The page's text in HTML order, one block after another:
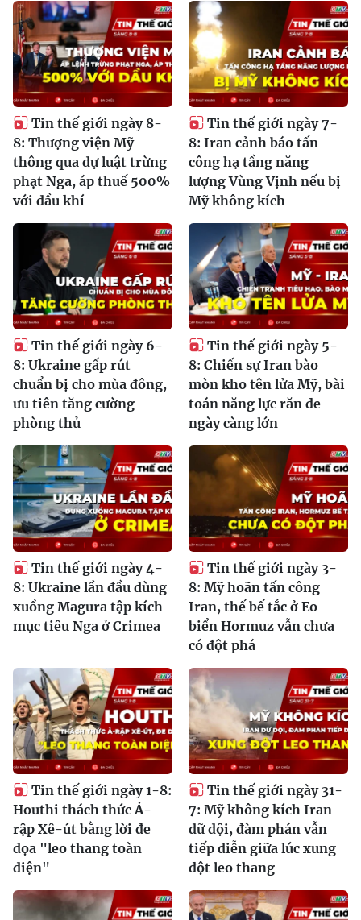
Tin thế giới ngày 8-
8: Thượng viện Mỹ
thông qua dự luật trừng
phạt Nga, áp thuế 500%
với dầu khí
Tin thế giới ngày 7-
8: Iran cảnh báo tấn
công hạ tầng năng
lượng Vùng Vịnh nếu bị
Mỹ không kích
Tin thế giới ngày 6-
8: Ukraine gấp rút
chuẩn bị cho mùa đông,
ưu tiên tăng cường
phòng thủ
Tin thế giới ngày 5-
8: Chiến sự Iran bào
mòn kho tên lửa Mỹ, bài
toán năng lực răn đe
ngày càng lớn
Tin thế giới ngày 4-
8: Ukraine lần đầu dùng
xuồng Magura tập kích
mục tiêu Nga ở Crimea
Tin thế giới ngày 3-
8: Mỹ hoãn tấn công
Iran, thế bế tắc ở Eo
biển Hormuz vẫn chưa
có đột phá
Tin thế giới ngày 1-8:
Houthi thách thức Ả-
rập Xê-út bằng lời đe
dọa "leo thang toàn
diện"
Tin thế giới ngày 31-
7: Mỹ không kích Iran
dữ dội, đàm phán vẫn
tiếp diễn giữa lúc xung
đột leo thang